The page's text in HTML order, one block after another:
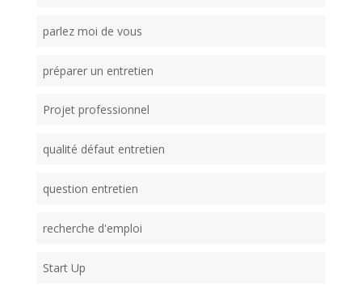
parlez moi de vous
préparer un entretien
Projet professionnel
qualité défaut entretien
question entretien
recherche d'emploi
Start Up